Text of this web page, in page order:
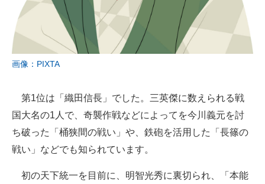
画像：PIXTA
第1位は「織田信長」でした。三英傑に数えられる戦
国大名の1人で、奇襲作戦などによってを今川義元を討
ち破った「桶狭間の戦い」や、鉄砲を活用した「長篠の
戦い」などでも知られています。
初の天下統一を目前に、明智光秀に裏切られ、「本能